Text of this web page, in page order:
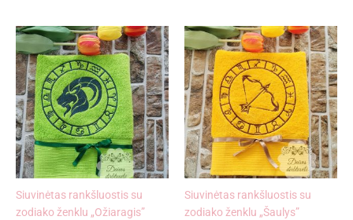
Siuvinėtas rankšluostis su
zodiako ženklu „Ožiaragis”
Siuvinėtas rankšluostis su
zodiako ženklu „Šaulys”